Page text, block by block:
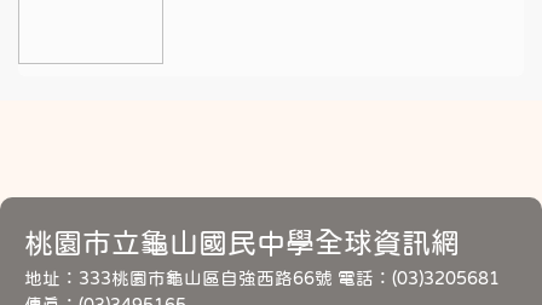
桃園市立龜山國民中學全球資訊網
地址：333桃園市龜山區自強西路66號 電話：(03)3205681